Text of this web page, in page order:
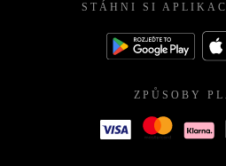
STÁHNI SI
ZPŮSOBY